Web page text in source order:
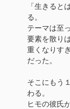
「生きると
る。
テーマは至
要素を散りば
重くなりす
だった。
そこにもう
わる。
ヒモの彼氏